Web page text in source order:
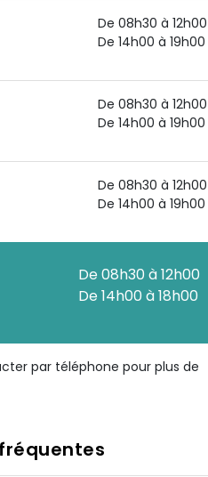
De 08h30 à 12h00
De 14h00 à 19h00
De 08h30 à 12h00
De 14h00 à 19h00
De 08h30 à 12h00
De 14h00 à 19h00
De 08h30 à 12h00
De 14h00 à 18h00
par téléphone pour plus de